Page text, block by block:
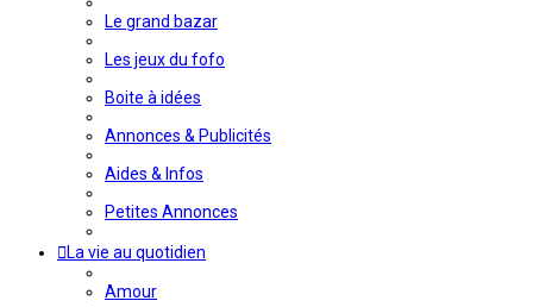
Le grand bazar
Les jeux du fofo
Boite à idées
Annonces & Publicités
Aides & Infos
Petites Annonces
La vie au quotidien
Amour